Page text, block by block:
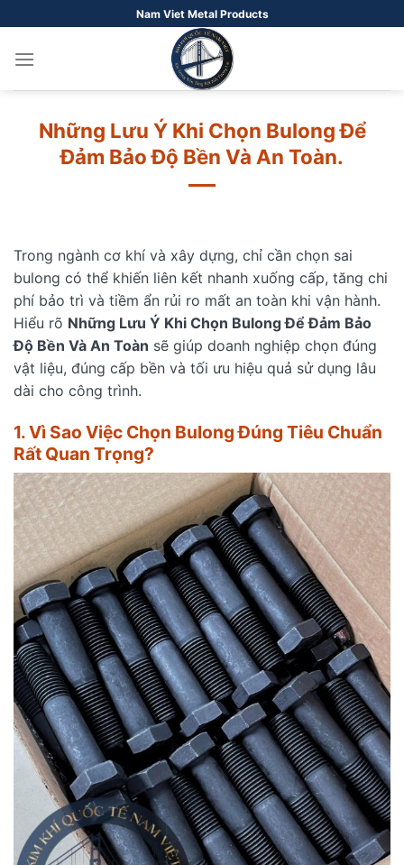
qua
nội
Nam Viet Metal Products
Những Lưu Ý Khi Chọn Bulong Để
Đảm Bảo Độ Bền Và An Toàn.
Trong ngành cơ khí và xây dựng, chỉ cần chọn sai
bulong có thể khiến liên kết nhanh xuống cấp, tăng chi
phí bảo trì và tiềm ẩn rủi ro mất an toàn khi vận hành.
Hiểu rõ Những Lưu Ý Khi Chọn Bulong Để Đảm Bảo
Độ Bền Và An Toàn sẽ giúp doanh nghiệp chọn đúng
vật liệu, đúng cấp bền và tối ưu hiệu quả sử dụng lâu
dài cho công trình.
1. Vì Sao Việc Chọn Bulong Đúng Tiêu Chuẩn
Rất Quan Trọng?